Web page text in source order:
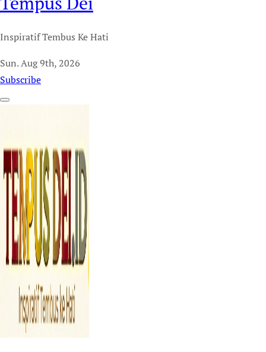
Inspiratif Tembus Ke Hati
Sun. Aug 9th, 2026
Subscribe